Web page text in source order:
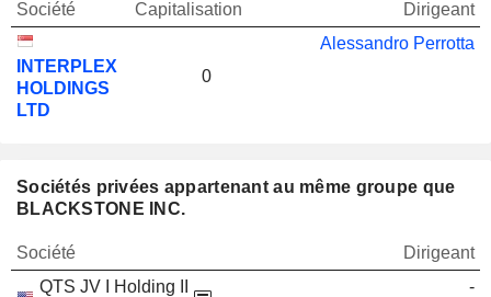
Société Capitalisation Dirigeant
INTERPLEX
HOLDINGS
LTD
0
Alessandro Perrotta
Sociétés privées appartenant au même groupe que
BLACKSTONE INC.
Société
Dirigeant
QTS JV I Holding II
-